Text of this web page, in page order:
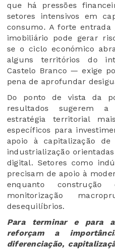
que há pressões
setores intensivos em
consumo. A forte
imobiliário pode gerar
se o ciclo económico
alguns territórios do
Castelo Branco — exige
pena de aprofundar
Do ponto de vista da
resultados sugerem
estratégia territorial
específicos para
apoio à capitalização
industrialização
digital. Setores como
precisam de apoio à
enquanto
monitorização
desequilíbrios.
Para terminar e para
reforçam a
diferenciação,